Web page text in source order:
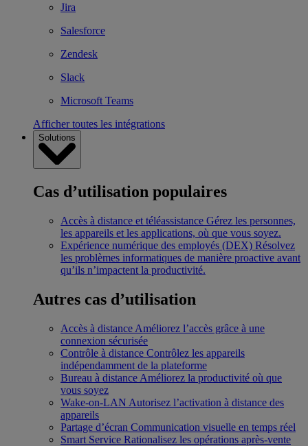
Jira
Salesforce
Zendesk
Slack
Microsoft Teams
Afficher toutes les intégrations
Solutions
Cas d’utilisation populaires
Accès à distance et téléassistance Gérez les personnes,
les appareils et les applications, où que vous soyez.
Expérience numérique des employés (DEX) Résolvez
les problèmes informatiques de manière proactive avant
qu’ils n’impactent la productivité.
Autres cas d’utilisation
Accès à distance Améliorez l’accès grâce à une
connexion sécurisée
Contrôle à distance Contrôlez les appareils
indépendamment de la plateforme
Bureau à distance Améliorez la productivité où que
vous soyez
Wake-on-LAN Autorisez l’activation à distance des
appareils
Partage d’écran Communication visuelle en temps réel
Smart Service Rationalisez les opérations après-vente